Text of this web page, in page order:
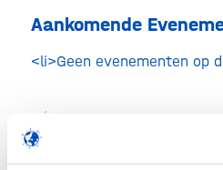
Aankomende
<li>Geen evenementen op
/